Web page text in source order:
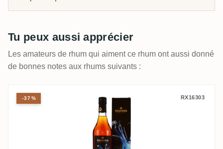
Tu peux aussi apprécier
Les amateurs de rhum qui aiment ce rhum ont aussi donné
de bonnes notes aux rhums suivants :
Savanna Unshared Cask for France 2016
RX16303
-37%